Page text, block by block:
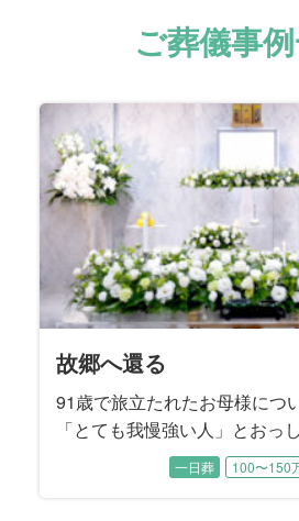
ご葬儀事
故郷へ還る
91歳で旅立たれたお母様につ
「とても我慢強い人」とおっ
のため、子供のために労をい
り、自分のことに時間を使っ
一日葬 100〜150
天国からのエール
93歳の晩年まで元気にお過ごし
去される2日前にお子様方がお見
れを待ってからお旅立ちになり
自宅で行われたお打ち合わせに
一日葬 100〜150
我が家の太陽
94歳で旅立たれた故人様。奇し
れたご主人様のお誕生日でした
性格だったという故人様は、ご
ような存在。 ご家庭でもご近所
一日葬 100〜150
家族の想いを一つに
お酒をこよなく愛した故人様。
まみながら、ハイボールで晩酌
した。 そのお酒を入院中は一切
人様のために、ご家族は最後に
一日葬 50〜100
頑張ったね
誕生日を迎える直前に若くして
穏やかな優しい性格は誰からも
喪主を務めるお母様は、今年4月
れたばかり。 長年一緒に暮らし
一日葬 150〜200
我が家のホームグラウンド
7年間の闘病の末に75歳で旅立
する以前は草野球チームや会社
的にご参加されて、仲間の皆さ
れていたそうです。 ご趣味は野
一日葬 100〜150
旅の数だけある想い
大手百貨店のお仕事を長年勤め
お嬢様たちが独立された後は、
切れないほどご旅行されたそう
だった故人様。 旅先ではご夫婦
家族葬 200万円以
笑顔を再び
84歳で旅立たれた故人様は大正
ら邦楽まで多彩な楽曲を演奏し
うです。 3年前にご主人様のお
いただいたご縁でご依頼をいた
家族葬 150〜200
私らしさ
若い頃から都会的で社交性にあ
ご主人様とは銀座の社交ダンス
婚されました。 お元気だった頃
女様と一緒に都内のホテルを巡
一日葬 100〜150
泣き笑いのファンファーレ
ご近所で有名なカミナリ親父と
人様。短気であっても曲がった
が大嫌いな実直なご性格でした
あった故人様は、レース予想が
一般葬 200万円以
兄弟の絆
故人様は3人兄弟のご次男、57
れました。 お式の打ち合わせに
男様と三男様もご同席いただき
はとても強く、コロナ過で病院
一日葬 100〜150
貴女のために
88歳で旅立たれた故人様。 ご長
けに、障害のある方たちの居場
生の大半を費やし、ご自身のこ
かったそうです。 だからこそご
一般葬 200万円以
グレートマザー
書家として数々の作品を発表し
く海外でも感動的な書道パフォ
てきた故人様。 その功績は日本
収録した『美術家名鑑』にも掲
一日葬 100〜150
サクセスストーリー
ご主人様と夫婦二人三脚で貴金
飾業を50年間に渡って営んでこ
婦仲がとても良くて、職場でも
一緒に過ごされたそうです。 そ
一日葬 150〜200
深い情で繋がっている
91歳で旅立たれた故人様は、京
という生粋の京女。 古き良き文
のお寿司屋さんに嫁ぎ、女将と
てこられたそうです。 仕事に熱
家族葬 200万円以
不器用な愛
82歳で旅立たれた故人様は終活
ました。 ご葬儀のお打ち合わせ
様と『むすびすクラブ』にご入
長女様が終活ノートのご遺志に
一日葬 50〜100
大いなる生涯
百寿を超える102歳という長く
れた故人様。 喪主を務めるご長
三人のお子様たちは、激動の時
れたお母様を、お身内のみで穏
一日葬 150〜200
おはようの景色
毎朝、ご自宅のベランダから荒
がお好きだったという奥様。喪
も奥様と一緒に四季折々の草花
うです。 お子様のいないご夫婦
一日葬 100〜150
もう一度あの時へ
故人様のご趣味はバレーボール
レーボールクラブに所属し、20
に打ち込んでいらっしゃいまし
じて世代を超えたご友人も多く
一日葬 150〜200
夜明けの花
故人様は10年間の闘病の末に66
た。 多趣味で活動的、好奇心旺
する以前は梨づくりも手がけら
ご長男様は、「搬送で病院を出
一日葬 150〜200
魂に刻む母の姿
この度お手伝いさせていただい
和、平成、令和の時代を体験し
った故人様です。 一世紀近くを
に生き抜いてこられた御曾祖母
一日葬 100〜150
故郷団欒
転勤の多いお仕事をされていた
身赴任という形は決してとらず
うスタイルをつらぬかれたそう
でよく出かけられたスポットは
家族葬 100〜150
「Last Stage」から愛を込
ミュージシャンとして国内外で
いくつものバンドに所属して、
広いジャンルで抜群のギターテ
きました。 この度はそんな輝く
一般葬 100〜150
思い出よ『涙そうそう』
ほんの1ヵ月前までお元気に過ご
ご本人もご家族も予期せぬご逝
して人生を謳歌された故人様は
ー、ゴルフ、旅行など若かりし
一日葬 200万円以
My father’s Style
建築士として長年働き続けてき
草もギャンブルも嗜まれなかっ
クルマ。 スバル360にはじまり
コスカ、ケンメリのスカイライ
一日葬 100〜150
魂の還る場所
ご病気で急逝された故人様。 ご
ても深いご様子でした。 この度
た後、還られる場所はどこか。
え、その場所へ向かえるような
家族葬 100〜150
愛と華
社交的で明るいお人柄で誰から
趣味は社交ダンス、足を悪くさ
もみるみる上達されたそうです
になっていた音楽は演歌……では
一日葬 50〜100
花と旅、母と妻
故人様のご趣味は旅行と草花。
めぐり、中でも京都には何度も
色を楽しまれたそうです。 自宅
かさず、ご長男様からプレゼン
家族葬 100〜150
最愛のご主人のもとへ
90歳で旅立たれた故人様。 8年
れをお手伝いさせていただいた
すびすにご依頼をいただきまし
はお子様方から見ても仲の良い
家族葬 50〜100
旅立ちにカトレアを添えて
ご自宅でのガーデニングがご趣
ンプルながらも思いの詰まった
手伝いさせていただきました。
一日葬 50〜100
帰郷
78歳で旅立たれた故人様の生ま
町。大雪山連峰をのぞむ雄大で
られる美瑛町は、多くの日本映
ています。 お母様を亡くされた
一日葬 100〜150
母の生き方は変わらずに
お母様は快活で美意識の高い方
っかりメイクされて、すっぴん
無かったそうです。 ご葬儀の打
運営、ご葬儀後の諸手続きは三
一日葬 50〜100
わが生涯に悔いなし
故人様は奥様とご結婚された当
歳で辞めて後の人生は楽しく暮
ていたそうです。 その言葉どお
カーを55歳で早期退職されてか
一日葬 50〜100
一に気遣い 二に気遣い
晩年、人生のほとんどを過ごさ
京のご長女様のご家族と一緒に
人様。 祭壇を飾るメモリアルス
かりと送り出してあげたいとい
一日葬 50〜100
楽しんだ時間は限りなく
施設でご逝去された故人様。 ご
ナ禍でお会いできていませんで
お時間を一番に大切に過ごされ
の度はご家族で楽しまれたお時
一日葬 100〜150
見つめる先にある想い
むすびすでご両親のご葬儀をお
いたご縁のある故人様。 あまり
した。 喪主は一人息子のご長男
められました。また、故人様の
一般葬 150〜200
I will tell you what
最愛の奥様を亡くされたご主人
お打ち合わせの席でもご葬儀と
におつらいご様子でした。 そん
への強い想いが垣間見えたのは
家族葬 100〜150
絆のカタチ
ご逝去の前日に70歳のお誕生日
様。の宝物はご家族でした。 総
勤めでいらした喪主様は転勤も
族そろって全国をめぐりました
一日葬 100〜150
桜の季節に
大好きな桜の開花を前に83歳で
そのことで逆に「桜の時期を迎
のことを思い出すでしょう」と
しゃいました。桜の季節を迎え
一日葬 100〜150